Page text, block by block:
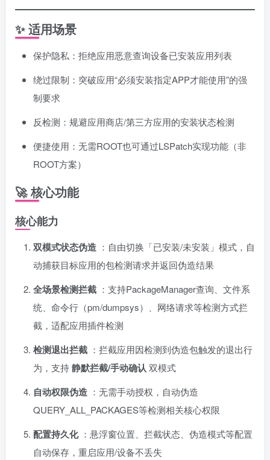
✨ 适用场景
保护隐私：拒绝应用恶意查询设备已安装应用列表
绕过限制：突破应用“必须安装指定APP才能使用”的强
制要求
反检测：规避应用商店/第三方应用的安装状态检测
便捷使用：无需ROOT也可通过LSPatch实现功能（非
ROOT方案）
🚀 核心功能
核心能力
双模式状态伪造 ：自由切换「已安装/未安装」模式，自
动捕获目标应用的包检测请求并返回伪造结果
全场景检测拦截 ：支持PackageManager查询、文件系
统、命令行（pm/dumpsys）、网络请求等检测方式拦
截，适配应用插件检测
检测退出拦截 ：拦截应用因检测到伪造包触发的退出行
为，支持静默拦截/手动确认 双模式
自动权限伪造 ：无需手动授权，自动伪造
QUERY_ALL_PACKAGES等检测相关核心权限
配置持久化 ：悬浮窗位置、拦截状态、伪造模式等配置
自动保存，重启应用/设备不丢失